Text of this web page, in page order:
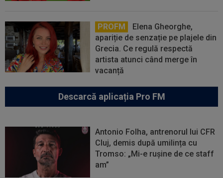
PROFM
Elena Gheorghe,
apariție de senzație pe plajele din
Grecia. Ce regulă respectă
artista atunci când merge în
vacanță
Descarcă aplicația Pro FM
Antonio Folha, antrenorul lui CFR
Cluj, demis după umilința cu
Tromso: „Mi-e rușine de ce staff
am”